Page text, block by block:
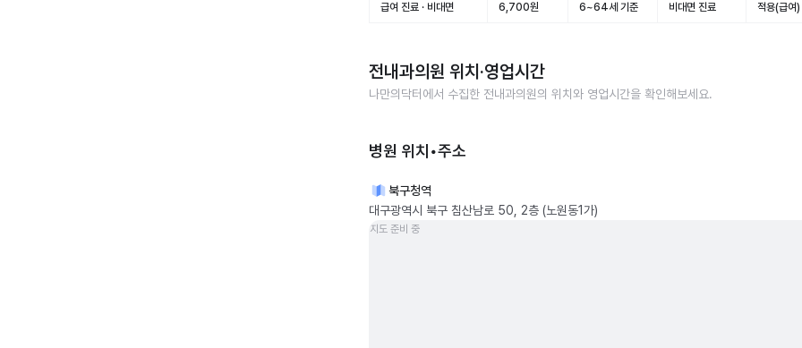
급여 진료 · 비대면 6,700원 6~64세 기준 비대면 진료 적용(급여)
전내과의원 위치·영업시간
나만의닥터에서 수집한 전내과의원의 위치와 영업시간을 확인해보세요.
병원 위치•주소
북구청역
대구광역시 북구 침산남로 50, 2층 (노원동1가)
지도 준비 중